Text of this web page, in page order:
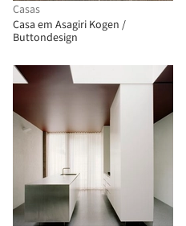
Casas
Casa em Asagiri Kogen /
Buttondesign